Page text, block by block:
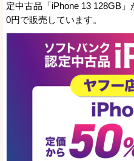
定中古品「iPhone 13 128GB
0円で販売しています。